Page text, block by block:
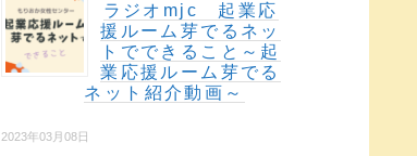
ラジオmjc 起業応
援ルーム芽でるネッ
トでできること～起
業応援ルーム芽でる
ネット紹介動画～
2023年03月08日